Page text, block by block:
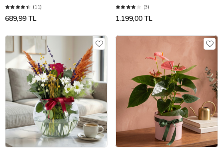
(11)
689,99 TL
(3)
1.199,00 TL